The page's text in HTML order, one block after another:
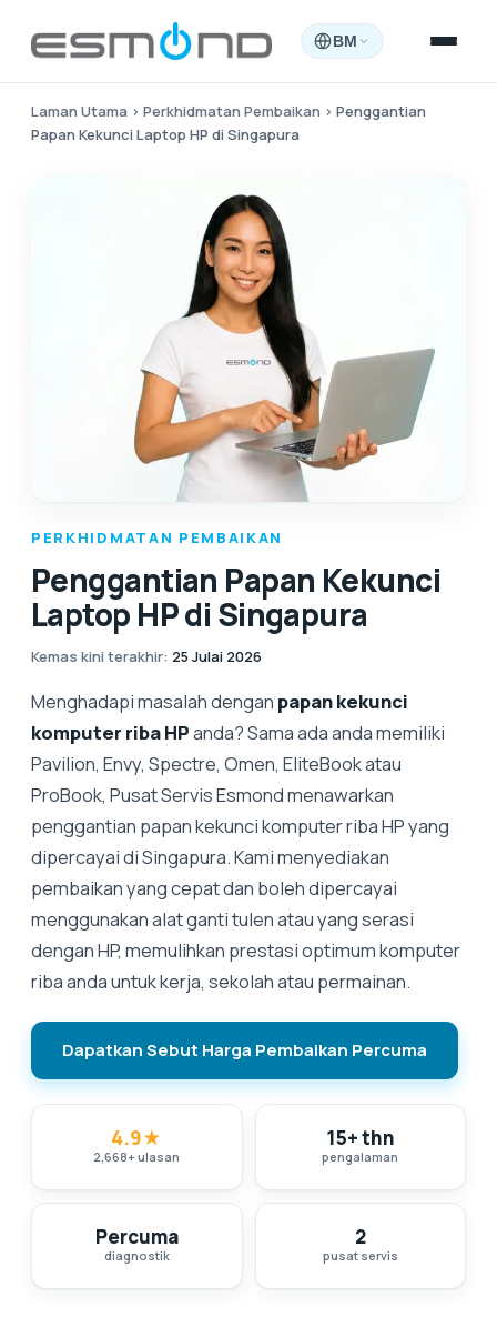
BM
Laman Utama › Perkhidmatan Pembaikan › Penggantian
Papan Kekunci Laptop HP di Singapura
PERKHIDMATAN PEMBAIKAN
Penggantian Papan Kekunci
Laptop HP di Singapura
Kemas kini terakhir: 25 Julai 2026
Menghadapi masalah dengan papan kekunci
komputer riba HPanda? Sama ada anda memiliki
Pavilion, Envy, Spectre, Omen, EliteBook atau
ProBook, Pusat Servis Esmond menawarkan
penggantian papan kekunci komputer riba HP yang
dipercayai di Singapura. Kami menyediakan
pembaikan yang cepat dan boleh dipercayai
menggunakan alat ganti tulen atau yang serasi
dengan HP, memulihkan prestasi optimum komputer
riba anda untuk kerja, sekolah atau permainan.
Dapatkan Sebut Harga Pembaikan Percuma
4.9★
2,668+ulasan
15+ thn
pengalaman
Percuma
diagnostik
2
pusat servis